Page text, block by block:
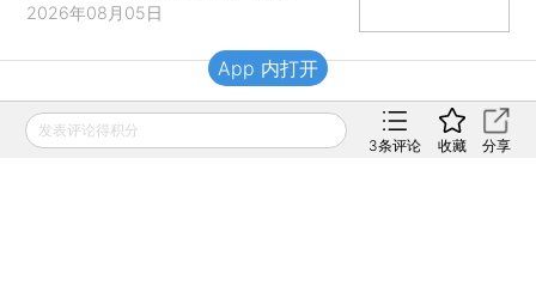
2026年08月05日
财新移动
发表评论得积分
3条评论 收藏 分享
App 内打开